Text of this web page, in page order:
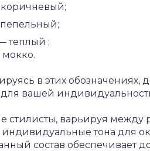
коричневый;
пепельный;
теплый ;
мокко.
в этих обозначениях,
для вашей
стилисты, варьируя между
индивидуальные тона для
состав обеспечивает